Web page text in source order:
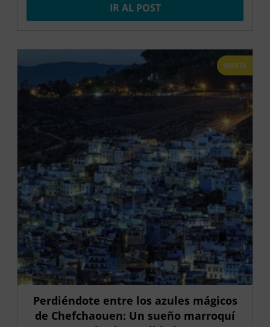
IR AL POST
OFERTA
Perdiéndote entre los azules mágicos
de Chefchaouen: Un sueño marroquí